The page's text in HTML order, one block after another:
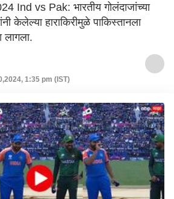
Ind vs Pak: भारतीय गोलंदाजांच्या
केलेल्या हाराकिरीमुळे पाकिस्तानला
लागला.
1:35 pm (IST)